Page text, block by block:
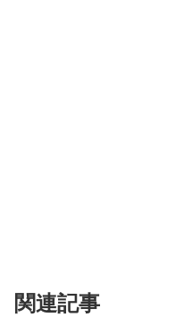
関連記事